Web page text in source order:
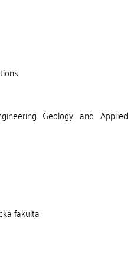
Geology and Applied
fakulta